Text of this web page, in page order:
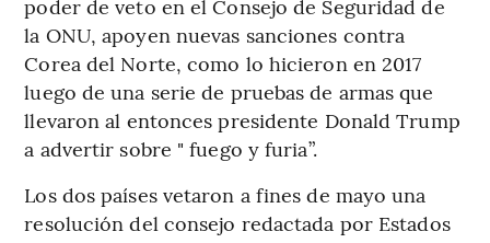
poder de veto en el Consejo de Seguridad de
la ONU, apoyen nuevas sanciones contra
Corea del Norte, como lo hicieron en 2017
luego de una serie de pruebas de armas que
llevaron al entonces presidente Donald Trump
a advertir sobre " fuego y furia”.
Los dos países vetaron a fines de mayo una
resolución del consejo redactada por Estados